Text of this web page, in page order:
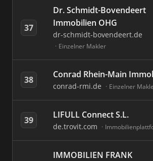
37
Dr. Schmidt-Bovendeert
Immobilien OHG
dr-schmidt-bovendeert.de
Einzelner Makler
38 Conrad Rhein-Main
conrad-rmi.de Einzelner
39 LIFULL Connect S.L.
de.trovit.com
IMMOBILIEN FRANK